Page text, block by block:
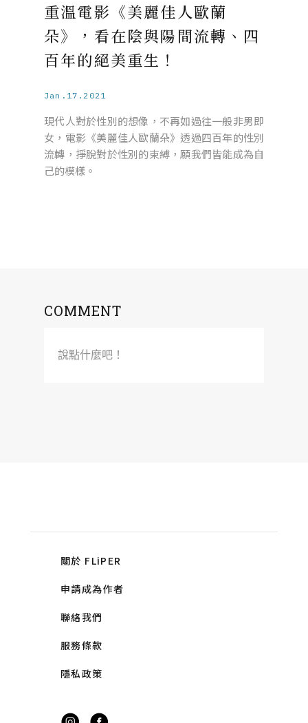
重溫電影《美麗佳人歐蘭
朵》，看在陰與陽間流轉、四
百年的絕美重生！
Jan.17.2021
現代人對於性別的想像，不再如過往一般非男即
女，電影《美麗佳人歐蘭朵》透過四百年的性別
流轉，掙脫對於性別的束縛，願我們皆能成為自
己的模樣。
COMMENT
說點什麼吧！
關於 FLiPER
申請成為作者
聯絡我們
服務條款
隱私政策